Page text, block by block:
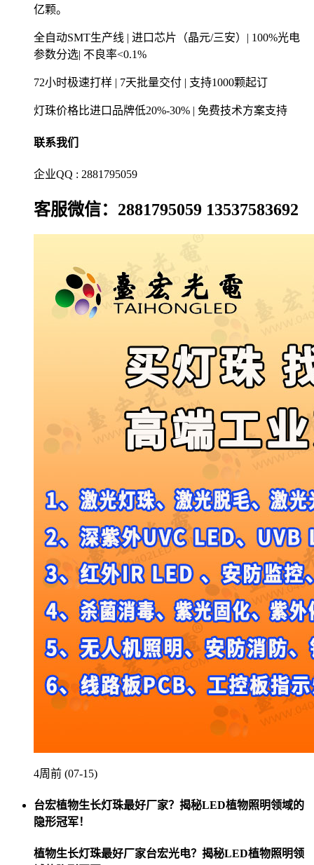
亿颗。
全自动SMT生产线 | 进口芯片（晶元/三安）| 100%光电
参数分选| 不良率<0.1%
72小时极速打样 | 7天批量交付 | 支持1000颗起订
灯珠价格比进口品牌低20%-30% | 免费技术方案支持
联系我们
企业QQ : 2881795059
客服微信：2881795059 13537583692
4周前 (07-15)
台宏植物生长灯珠最好厂家？揭秘LED植物照明领域的
隐形冠军！
植物生长灯珠最好厂家台宏光电？揭秘LED植物照明领